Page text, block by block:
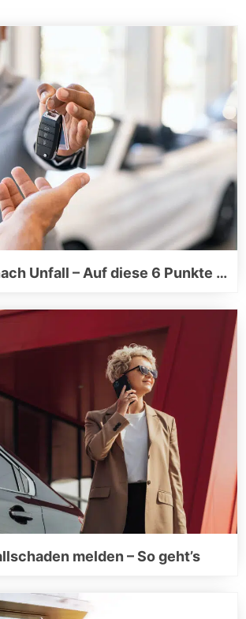
Unfall – Auf diese 6 Punkte …
melden – So geht’s